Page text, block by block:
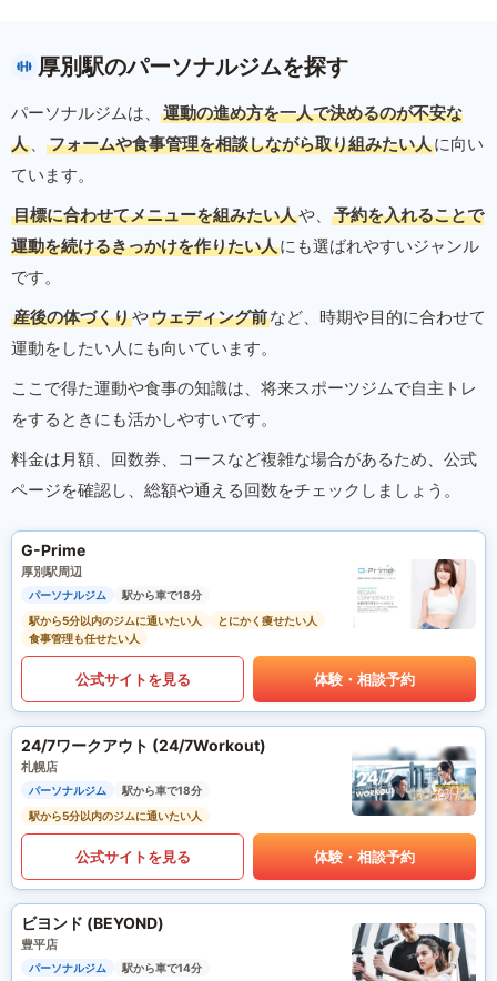
厚別駅のパーソナルジムを探す
パーソナルジムは、
運動の進め方を一人で決めるのが不安な
人 、 フォームや食事管理を相談しながら取り組みたい人に向い
ています。
目標に合わせてメニューを組みたい人や、
予約を入れることで
運動を続けるきっかけを作りたい人にも選ばれやすいジャンル
です。
産後の体づくりやウェディング前など、時期や目的に合わせて
運動をしたい人にも向いています。
ここで得た運動や食事の知識は、将来スポーツジムで自主トレ
をするときにも活かしやすいです。
料金は月額、回数券、コースなど複雑な場合があるため、公式
ページを確認し、総額や通える回数をチェックしましょう。
G-Prime
厚別駅周辺
パーソナルジム
駅から車で18分
駅から5分以内のジムに通いたい人
とにかく痩せたい人
食事管理も任せたい人
公式サイトを見る 体験・相談予約
24/7ワークアウト (24/7Workout)
札幌店
パーソナルジム
駅から車で18分
駅から5分以内のジムに通いたい人
公式サイトを見る 体験・相談予約
ビヨンド (BEYOND)
豊平店
パーソナルジム
駅から車で14分